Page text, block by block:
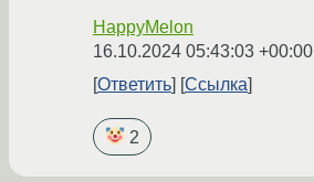
HappyMelon
16.10.2024 05:43:03 +00:00
Ответить Ссылка
2